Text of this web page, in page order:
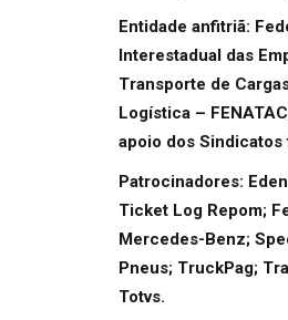
Entidade anfitriã:
Interestadual das
Transporte de
Logística –
apoio dos Sindicatos
Patrocinadores:
Ticket Log Repom;
Mercedes-Benz;
Pneus; TruckPag;
Totvs.